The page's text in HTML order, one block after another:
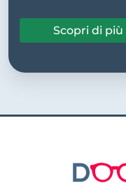
Scopri di più